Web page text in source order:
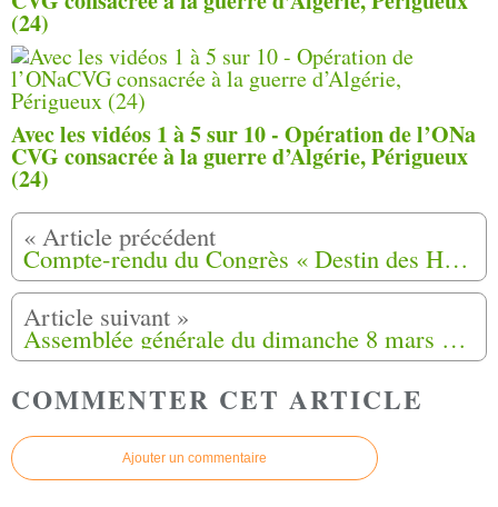
(24)
Avec les vidéos 1 à 5 sur 10 - Opération de l’ONa
CVG consacrée à la guerre d’Algérie, Périgueux
(24)
Compte-rendu du Congrès « Destin des Harkis » du Samedi 22 et Dimanche 23 Février 2020
Assemblée générale du dimanche 8 mars 2020 à Grasse (06)
COMMENTER CET ARTICLE
Ajouter un commentaire